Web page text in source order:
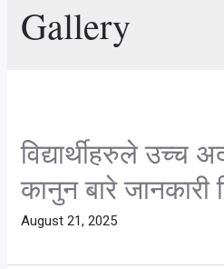
Gallery
विद्यार्थीहरुले उच्च
कानुन बारे जानकारी
August 21, 2025